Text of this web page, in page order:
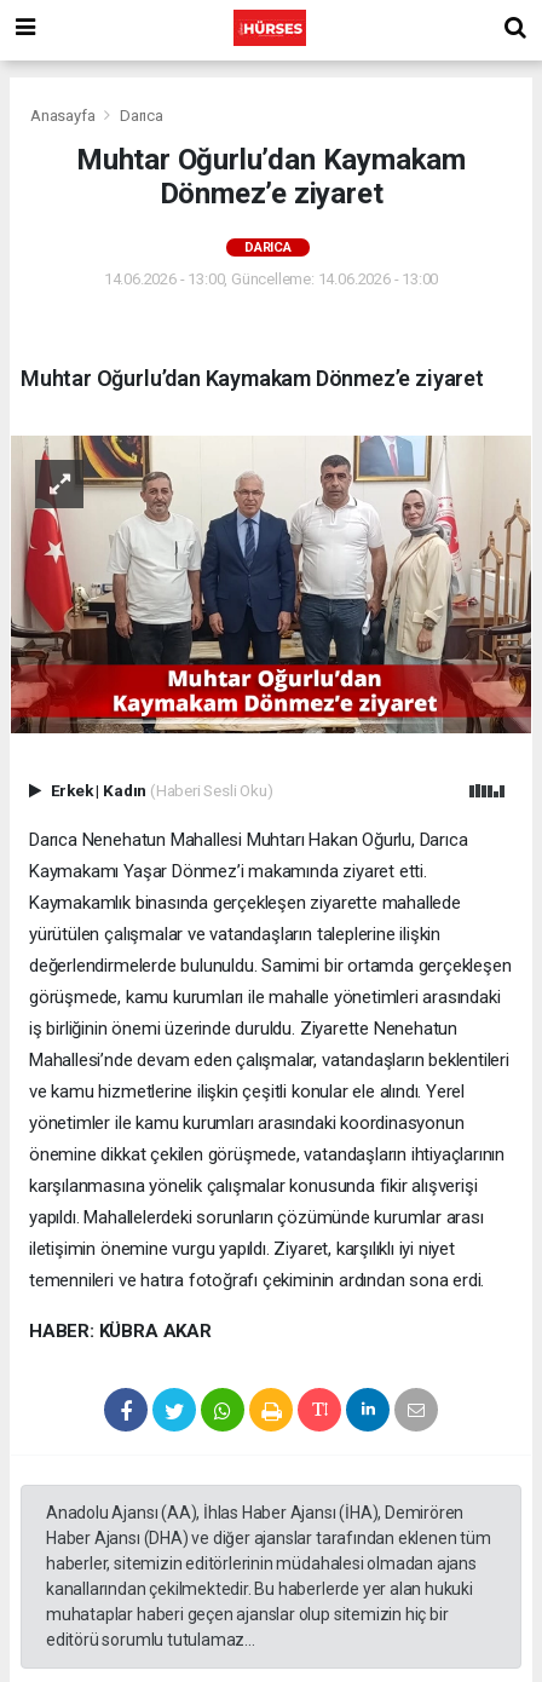
Anasayfa Darıca
Muhtar Oğurlu’dan Kaymakam
Dönmez’e ziyaret
DARICA
14.06.2026 - 13:00, Güncelleme: 14.06.2026 - 13:00
Muhtar Oğurlu’dan Kaymakam Dönmez’e ziyaret
Erkek| Kadın (Haberi Sesli Oku)
Darıca Nenehatun Mahallesi Muhtarı Hakan Oğurlu, Darıca
Kaymakamı Yaşar Dönmez’i makamında ziyaret etti.
Kaymakamlık binasında gerçekleşen ziyarette mahallede
yürütülen çalışmalar ve vatandaşların taleplerine ilişkin
değerlendirmelerde bulunuldu. Samimi bir ortamda gerçekleşen
görüşmede, kamu kurumları ile mahalle yönetimleri arasındaki
iş birliğinin önemi üzerinde duruldu. Ziyarette Nenehatun
Mahallesi’nde devam eden çalışmalar, vatandaşların beklentileri
ve kamu hizmetlerine ilişkin çeşitli konular ele alındı. Yerel
yönetimler ile kamu kurumları arasındaki koordinasyonun
önemine dikkat çekilen görüşmede, vatandaşların ihtiyaçlarının
karşılanmasına yönelik çalışmalar konusunda fikir alışverişi
yapıldı. Mahallelerdeki sorunların çözümünde kurumlar arası
iletişimin önemine vurgu yapıldı. Ziyaret, karşılıklı iyi niyet
temennileri ve hatıra fotoğrafı çekiminin ardından sona erdi.
HABER: KÜBRA AKAR
Anadolu Ajansı (AA), İhlas Haber Ajansı (İHA), Demirören
Haber Ajansı (DHA) ve diğer ajanslar tarafından eklenen tüm
haberler, sitemizin editörlerinin müdahalesi olmadan ajans
kanallarından çekilmektedir. Bu haberlerde yer alan hukuki
muhataplar haberi geçen ajanslar olup sitemizin hiç bir
editörü sorumlu tutulamaz...